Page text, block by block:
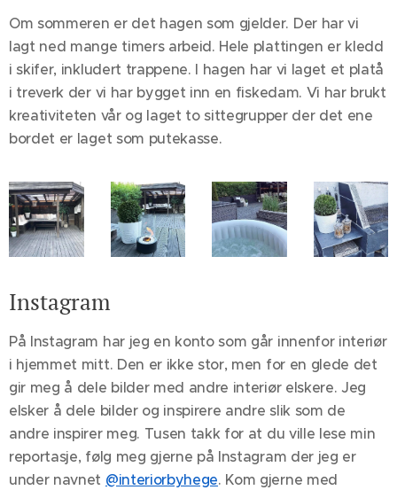
Om sommeren er det hagen som gjelder. Der har vi
lagt ned mange timers arbeid. Hele plattingen er kledd
i skifer, inkludert trappene. I hagen har vi laget et platå
i treverk der vi har bygget inn en fiskedam. Vi har brukt
kreativiteten vår og laget to sittegrupper der det ene
bordet er laget som putekasse.
Instagram
På Instagram har jeg en konto som går innenfor interiør
i hjemmet mitt. Den er ikke stor, men for en glede det
gir meg å dele bilder med andre interiør elskere. Jeg
elsker å dele bilder og inspirere andre slik som de
andre inspirer meg. Tusen takk for at du ville lese min
reportasje, følg meg gjerne på Instagram der jeg er
under navnet @interiorbyhege. Kom gjerne med